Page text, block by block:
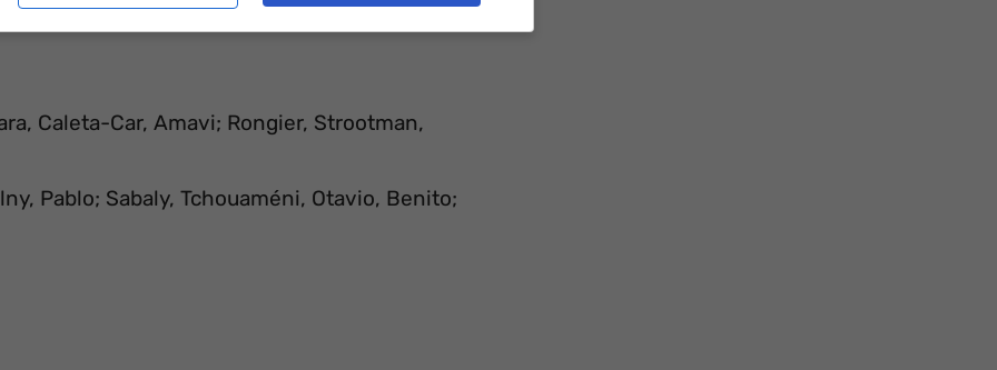
Caleta-Car, Amavi; Rongier, Strootman,
Pablo; Sabaly, Tchouaméni, Otavio, Benito;